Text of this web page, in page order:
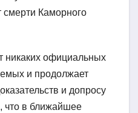
смерти Каморного
никаких официальных
и продолжает
и допросу
что в ближайшее